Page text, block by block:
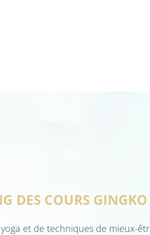
DES COURS GINGKO
et de techniques de mieux-